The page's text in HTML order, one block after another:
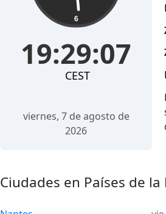
6
19:29:08
CEST
viernes, 7 de agosto de
2026
Ciudades en Países de